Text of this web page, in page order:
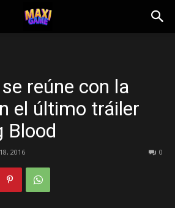
reúne con la
el último tráiler
Blood
2016 0